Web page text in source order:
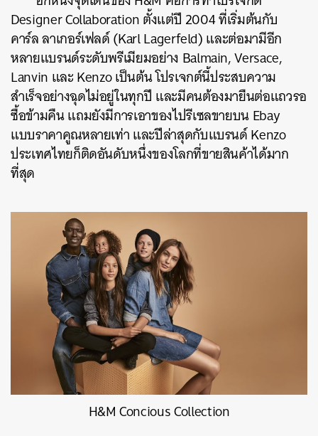
Designer Collaboration ตั้งแต่ปี 2004 ที่เริ่มต้นกับ
คาร์ล ลาเกอร์เฟลด์ (Karl Lagerfeld) และต่อมามีอีก
หลายแบรนด์ระดับพรีเมียมอย่าง Balmain, Versace,
Lanvin และ Kenzo เป็นต้น โปรเจกต์นี้ประสบความ
สำเร็จอย่างฉุดไม่อยู่ในทุกปี และมีคนต้องมายืนต่อแถวรอ
ซื้อข้ามคืน แถมยังมีการเอาของไปรีเซลขายบน Ebay
แบบราคาคูณหลายเท่า และปีล่าสุดกับแบรนด์ Kenzo
ประเทศไทยก็ติดอันดับหนึ่งของโลกที่ขายสินค้าได้มาก
ที่สุด
H&M Concious Collection